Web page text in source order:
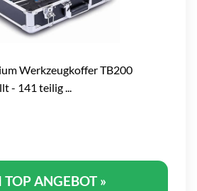
Werkzeugkoffer TB200
- 141 teilig ...
ANGEBOT »